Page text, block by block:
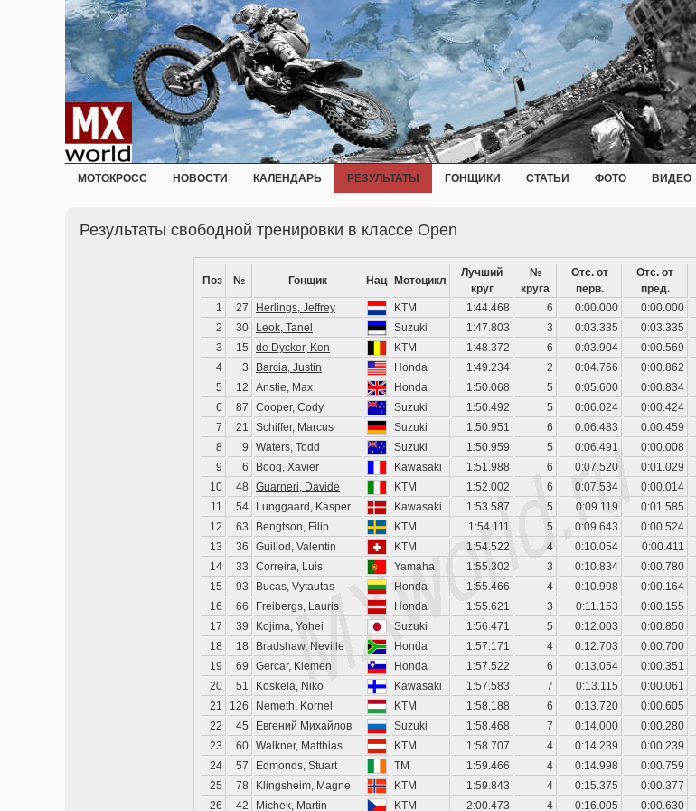
МОТОКРОСС НОВОСТИ КАЛЕНДАРЬ РЕЗУЛЬТАТЫ ГОНЩИКИ СТАТЬИ ФОТО ВИДЕО
Результаты свободной тренировки в классе Open
Поз № Гонщик Нац Мотоцикл
Лучший
круг
№
круга
Отс. от
перв.
Отс. от
пред.
1
27 Herlings, Jeffrey KTM 1:44.468 6 0:00.000 0:00.000
2
30 Leok, Tanel Suzuki 1:47.803 3 0:03.335 0:03.335
3
15 de Dycker, Ken KTM 1:48.372 6 0:03.904 0:00.569
4
3 Barcia, Justin Honda 1:49.234 2 0:04.766 0:00.862
5
12 Anstie, Max Honda 1:50.068 5 0:05.600 0:00.834
6
87 Cooper, Cody Suzuki 1:50.492 5 0:06.024 0:00.424
7
21 Schiffer, Marcus Suzuki 1:50.951 6 0:06.483 0:00.459
8
9 Waters, Todd Suzuki 1:50.959 5 0:06.491 0:00.008
9
6 Boog, Xavier Kawasaki 1:51.988 6 0:07.520 0:01.029
10
48 Guarneri, Davide KTM 1:52.002 6 0:07.534 0:00.014
11
54 Lunggaard, Kasper Kawasaki 1:53.587 5 0:09.119 0:01.585
12
63 Bengtson, Filip KTM 1:54.111 5 0:09.643 0:00.524
13
36 Guillod, Valentin KTM 1:54.522 4 0:10.054 0:00.411
14
33 Correira, Luis Yamaha 1:55.302 3 0:10.834 0:00.780
15
93 Bucas, Vytautas Honda 1:55.466 4 0:10.998 0:00.164
16
66 Freibergs, Lauris Honda 1:55.621 3 0:11.153 0:00.155
17
39 Kojima, Yohei Suzuki 1:56.471 5 0:12.003 0:00.850
18
18 Bradshaw, Neville Honda 1:57.171 4 0:12.703 0:00.700
19
69 Gercar, Klemen Honda 1:57.522 6 0:13.054 0:00.351
20
51 Koskela, Niko Kawasaki 1:57.583 7 0:13.115 0:00.061
21
126 Nemeth, Kornel KTM 1:58.188 6 0:13.720 0:00.605
22
45 Евгений Михайлов Suzuki 1:58.468 7 0:14.000 0:00.280
23
60 Walkner, Matthias KTM 1:58.707 4 0:14.239 0:00.239
24
57 Edmonds, Stuart TM 1:59.466 4 0:14.998 0:00.759
25
78 Klingsheim, Magne KTM 1:59.843 4 0:15.375 0:00.377
26
42 Michek, Martin KTM 2:00.473 4 0:16.005 0:00.630